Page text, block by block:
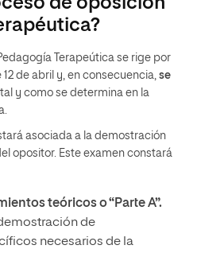
Terapeútica se rige por
de abril y, en consecuencia, se
, tal y como se determina en la
asociada a la demostración
opositor. Este examen constará
teóricos o “Parte A”.
de
necesarios de la